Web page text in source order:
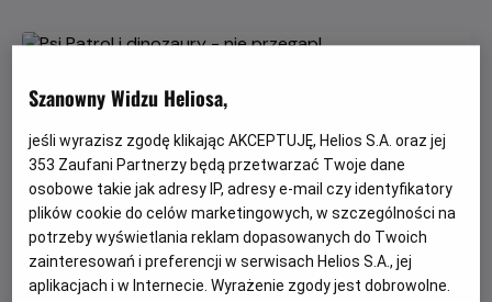
Szanowny Widzu Heliosa,
jeśli wyrazisz zgodę klikając AKCEPTUJĘ, Helios S.A. oraz jej
353 Zaufani Partnerzy będą przetwarzać Twoje dane
osobowe takie jak adresy IP, adresy e-mail czy identyfikatory
plików cookie do celów marketingowych, w szczególności na
potrzeby wyświetlania reklam dopasowanych do Twoich
zainteresowań i preferencji w serwisach Helios S.A., jej
aplikacjach i w Internecie. Wyrażenie zgody jest dobrowolne.